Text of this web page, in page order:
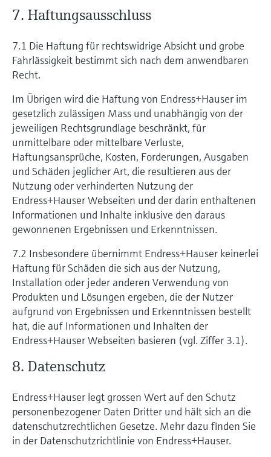
7. Haftungsausschluss
7.1 Die Haftung für rechtswidrige Absicht und grobe
Fahrlässigkeit bestimmt sich nach dem anwendbaren
Recht.
Im Übrigen wird die Haftung von Endress+Hauser im
gesetzlich zulässigen Mass und unabhängig von der
jeweiligen Rechtsgrundlage beschränkt, für
unmittelbare oder mittelbare Verluste,
Haftungsansprüche, Kosten, Forderungen, Ausgaben
und Schäden jeglicher Art, die resultieren aus der
Nutzung oder verhinderten Nutzung der
Endress+Hauser Webseiten und der darin enthaltenen
Informationen und Inhalte inklusive den daraus
gewonnenen Ergebnissen und Erkenntnissen.
7.2 Insbesondere übernimmt Endress+Hauser keinerlei
Haftung für Schäden die sich aus der Nutzung,
Installation oder jeder anderen Verwendung von
Produkten und Lösungen ergeben, die der Nutzer
aufgrund von Ergebnissen und Erkenntnissen bestellt
hat, die auf Informationen und Inhalten der
Endress+Hauser Webseiten basieren (vgl. Ziffer 3.1).
8. Datenschutz
Endress+Hauser legt grossen Wert auf den Schutz
personenbezogener Daten Dritter und hält sich an die
datenschutzrechtlichen Gesetze. Mehr dazu finden Sie
in der Datenschutzrichtlinie von Endress+Hauser.